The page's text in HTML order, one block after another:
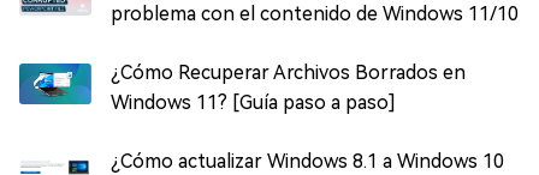
problema con el contenido de Windows 11/10
¿Cómo Recuperar Archivos Borrados en
Windows 11? [Guía paso a paso]
¿Cómo actualizar Windows 8.1 a Windows 10